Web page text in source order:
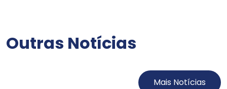
Outras Notícias
Mais Notícias